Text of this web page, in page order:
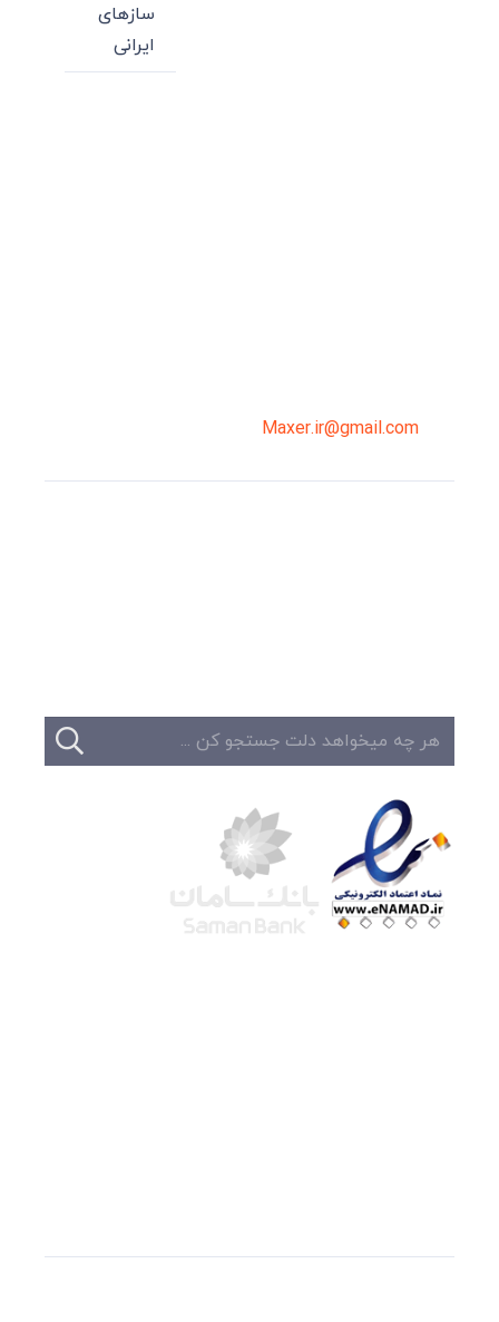
سازهای
ایرانی
Maxer.ir@gmail.com